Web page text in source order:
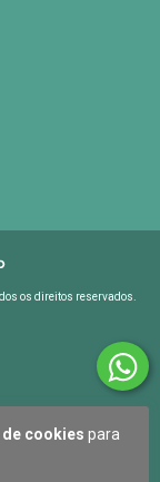
cookies para
os direitos reservados.